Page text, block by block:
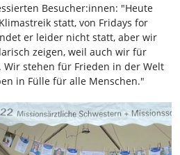
Besucher:innen: "Heute
statt, von Fridays for
er leider nicht statt, aber wir
zeigen, weil auch wir für
Wir stehen für Frieden in der Welt
in Fülle für alle Menschen."